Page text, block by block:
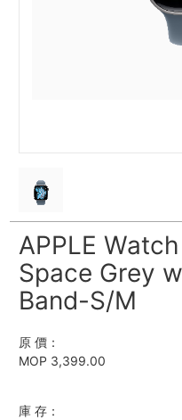
APPLE
Space Grey
Band-S/M
原 價：
MOP 3,399.00
庫 存：